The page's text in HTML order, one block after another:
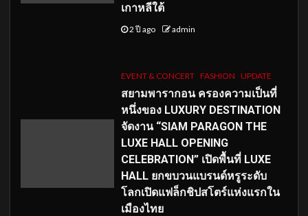
เกาหลีใต้
2 ปี ago admin
EVENT & CONCERT FASHION UPDATE
สยามพารากอน ครองความเป็นที่
หนึ่งของ LUXURY DESTINATION
จัดงาน “SIAM PARAGON THE
LUXE HALL OPENING
CELEBRATION” เปิดพื้นที่ LUXE
HALL ยกขบวนแบรนด์หรูระดับ
โลกเปิดแฟล็กชิปสโตร์แห่งแรกใน
เมืองไทย